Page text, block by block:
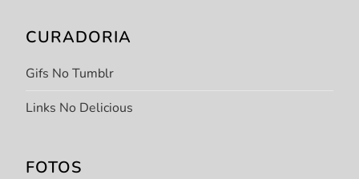
CURADORIA
Gifs No Tumblr
Links No Delicious
FOTOS